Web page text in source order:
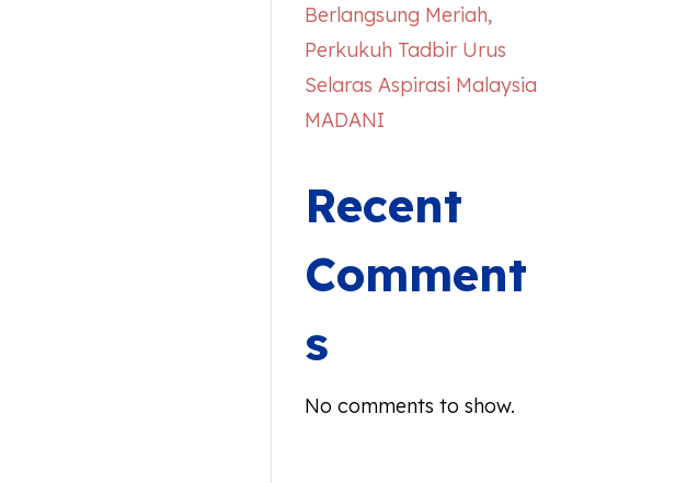
Berlangsung Meriah,
Perkukuh Tadbir Urus
Selaras Aspirasi Malaysia
MADANI
Recent
Comment
s
No comments to show.